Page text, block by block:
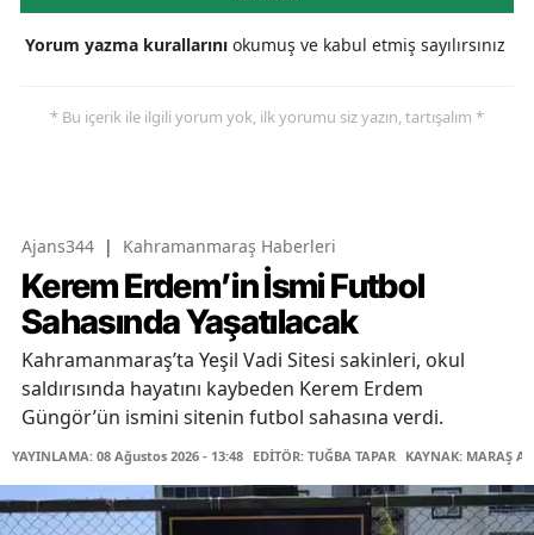
Yorum yazma kurallarını okumuş ve kabul etmiş sayılırsınız
* Bu içerik ile ilgili yorum yok, ilk yorumu siz yazın, tartışalım *
Ajans344 | Kahramanmaraş Haberleri
Kerem Erdem’in İsmi Futbol
Sahasında Yaşatılacak
Kahramanmaraş’ta Yeşil Vadi Sitesi sakinleri, okul
saldırısında hayatını kaybeden Kerem Erdem
Güngör’ün ismini sitenin futbol sahasına verdi.
YAYINLAMA: 08 Ağustos 2026 - 13:48 EDİTÖR: TUĞBA TAPAR KAYNAK: MARAŞ